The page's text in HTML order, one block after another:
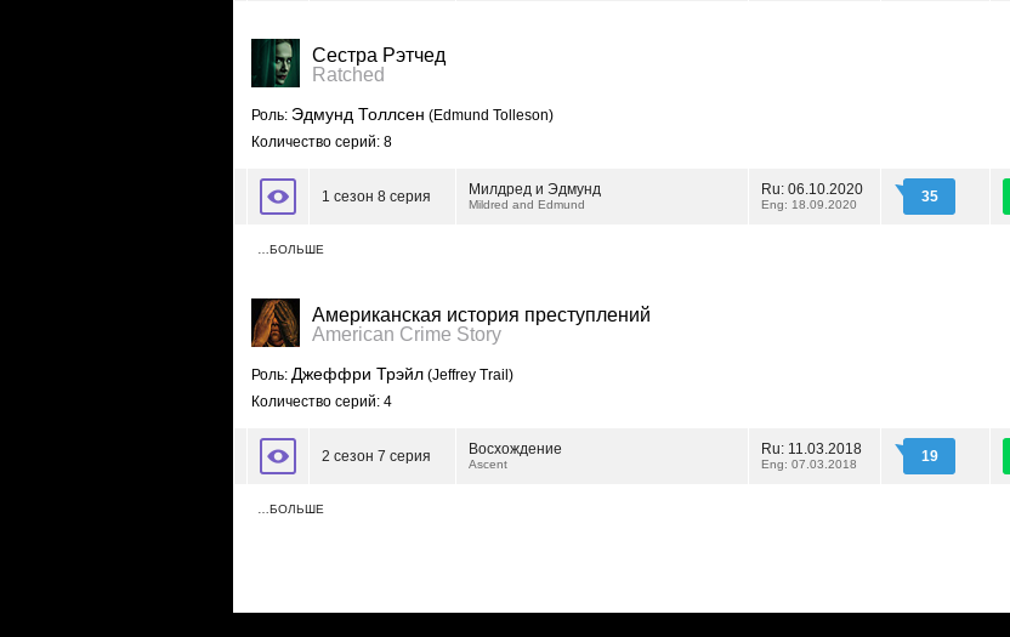
Сестра Рэтчед
Ratched
Роль: Эдмунд Толлсен (Edmund Tolleson)
Количество серий: 8
1 сезон 8 серия Милдред и Эдмунд
Mildred and Edmund
Ru: 06.10.2020
Eng: 18.09.2020 35
…БОЛЬШЕ
Американская история преступлений
American Crime Story
Роль: Джеффри Трэйл (Jeffrey Trail)
Количество серий: 4
2 сезон 7 серия Восхождение
Ascent
Ru: 11.03.2018
Eng: 07.03.2018 19
…БОЛЬШЕ